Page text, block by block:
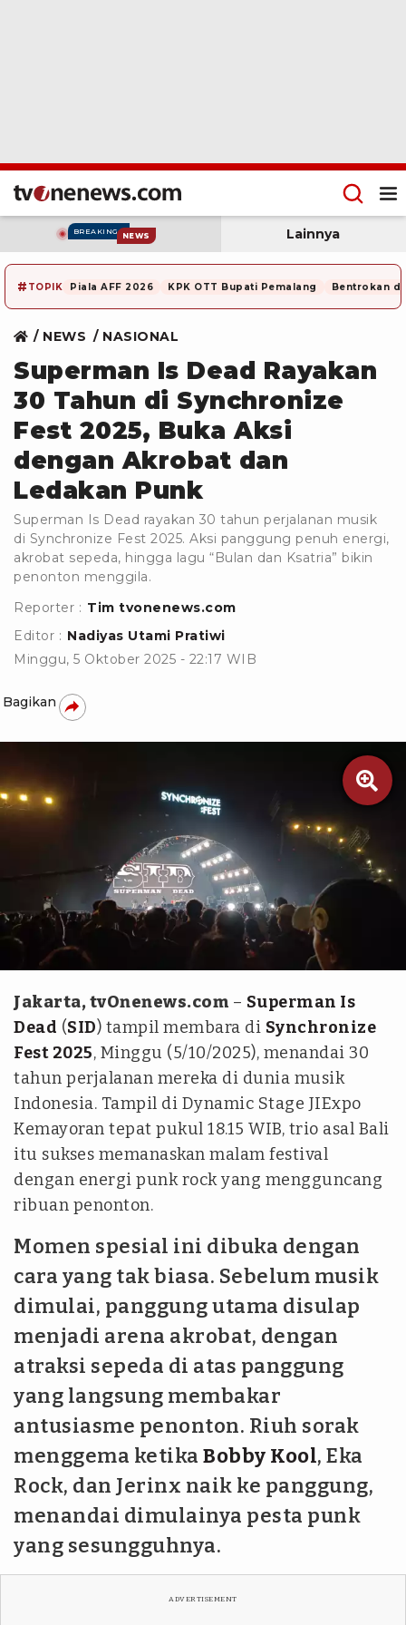
BREAKING NEWS Lainnya
# TOPIK Piala AFF 2026 KPK OTT Bupati Pemalang Bentrokan di
NEWS NASIONAL
Superman Is Dead Rayakan
30 Tahun di Synchronize
Fest 2025, Buka Aksi
dengan Akrobat dan
Ledakan Punk
Superman Is Dead rayakan 30 tahun perjalanan musik
di Synchronize Fest 2025. Aksi panggung penuh energi,
akrobat sepeda, hingga lagu “Bulan dan Ksatria” bikin
penonton menggila.
Reporter : Tim tvonenews.com
Editor : Nadiyas Utami Pratiwi
Minggu, 5 Oktober 2025 - 22:17 WIB
Bagikan

Nadiyas Utami Pratiwi
Jakarta, tvOnenews.com – Superman Is
Dead (SID) tampil membara di Synchronize
Fest 2025, Minggu (5/10/2025), menandai 30
tahun perjalanan mereka di dunia musik
Indonesia. Tampil di Dynamic Stage JIExpo
Kemayoran tepat pukul 18.15 WIB, trio asal Bali
itu sukses memanaskan malam festival
dengan energi punk rock yang mengguncang
ribuan penonton.
Momen spesial ini dibuka dengan
cara yang tak biasa. Sebelum musik
dimulai, panggung utama disulap
menjadi arena akrobat, dengan
atraksi sepeda di atas panggung
yang langsung membakar
antusiasme penonton. Riuh sorak
menggema ketika Bobby Kool, Eka
Rock, dan Jerinx naik ke panggung,
menandai dimulainya pesta punk
yang sesungguhnya.
ADVERTISEMENT